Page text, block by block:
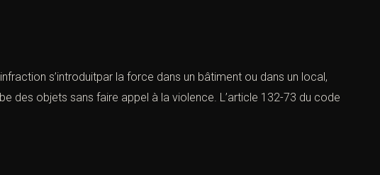
s’introduitpar la force dans un bâtiment ou dans un local,
des objets sans faire appel à la violence. L’article 132-73 du code